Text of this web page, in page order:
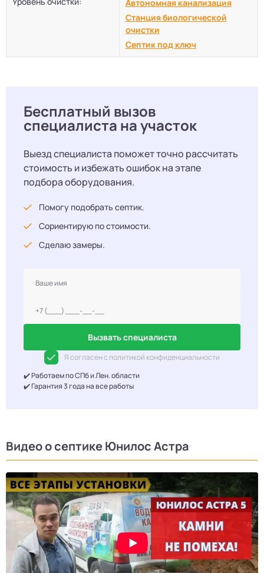
Автономная канализация
Станция биологической
очистки
Септик под ключ
Бесплатный вызов
специалиста на участок
Выезд специалиста поможет точно рассчитать
стоимость и избежать ошибок на этапе
подбора оборудования.
Помогу подобрать септик.
Сориентирую по стоимости.
Сделаю замеры.
Вызвать специалиста
Я согласен с политикой конфиденциальности
✔️ Работаем по СПб и Лен. области
✔️ Гарантия 3 года на все работы
Видео о септике Юнилос Астра